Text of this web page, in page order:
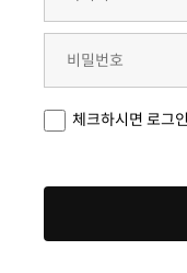
체크하시면 로그